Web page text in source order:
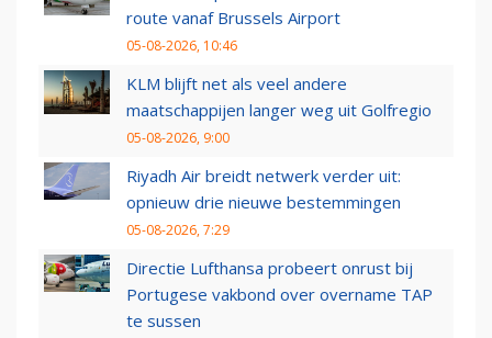
route vanaf Brussels Airport
05-08-2026, 10:46
KLM blijft net als veel andere
maatschappijen langer weg uit Golfregio
05-08-2026, 9:00
Riyadh Air breidt netwerk verder uit:
opnieuw drie nieuwe bestemmingen
05-08-2026, 7:29
Directie Lufthansa probeert onrust bij
Portugese vakbond over overname TAP
te sussen